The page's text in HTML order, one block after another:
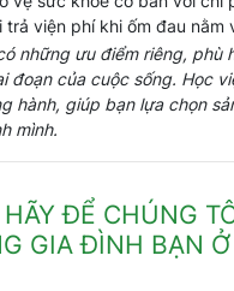
viện phí khi ốm đau nằm
những ưu điểm riêng, phù
đoạn của cuộc sống. Học
hành, giúp bạn lựa chọn
mình.
ĐỂ CHÚNG
GIA ĐÌNH BẠN